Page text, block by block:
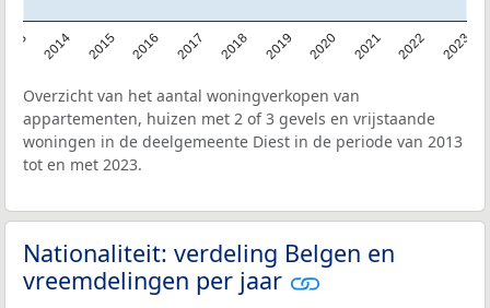
2014 2015 2016 2017 2018 2019 2020 2021 2022 2023
Overzicht van het aantal woningverkopen van
appartementen, huizen met 2 of 3 gevels en vrijstaande
woningen in de deelgemeente Diest in de periode van 2013
tot en met 2023.
Nationaliteit: verdeling Belgen en
vreemdelingen per jaar